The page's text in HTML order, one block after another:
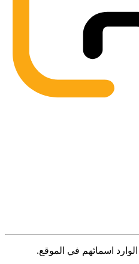
اسمائهم في الموقع.